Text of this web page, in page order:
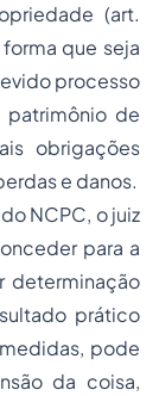
(art.
forma que seja
processo
de
obrigações
e danos.
NCPC, o juiz
para a
determinação
prático
pode
da coisa,